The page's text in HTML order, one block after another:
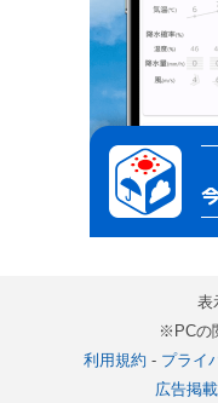
表
※PCの
利用規約 - プライ
広告掲載